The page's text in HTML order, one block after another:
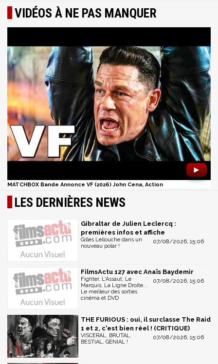
VIDÉOS À NE PAS MANQUER
►
MATCHBOX Bande Annonce VF (2026) John Cena, Action
LES DERNIÈRES NEWS
Gibraltar de Julien Leclercq :
premières infos et affiche
07/08/2026, 15:06
Gilles Lellouche dans un
nouveau polar !
FilmsActu 127 avec Anaïs Baydemir
07/08/2026, 15:06
Fighter, L'Assaut, Le
Marquis, La Ligne Droite...
Le meilleur des sorties
cinéma et DVD
THE FURIOUS : oui, il surclasse The Raid
1 et 2, c'est bien réel ! (CRITIQUE)
07/08/2026, 15:06
VISCERAL, BRUTAL,
BESTIAL, GENIAL !